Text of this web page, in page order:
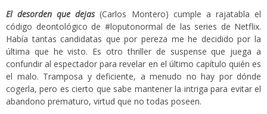
El desorden que dejas(Carlos Montero) cumple a rajatabla el
código deontológico de #loputonormal de las series de Netflix.
Había tantas candidatas que por pereza me he decidido por la
última que he visto. Es otro thriller de suspense que juega a
confundir al espectador para revelar en el último capítulo quién es
el malo. Tramposa y deficiente, a menudo no hay por dónde
cogerla, pero es cierto que sabe mantener la intriga para evitar el
abandono prematuro, virtud que no todas poseen.